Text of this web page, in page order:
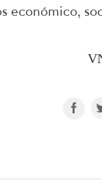
económico,